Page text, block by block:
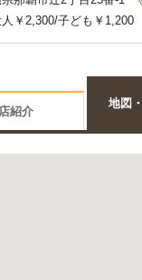
人￥2,300/子ども￥1,200
紹介
地図